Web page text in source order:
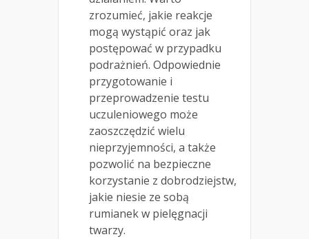
zrozumieć, jakie reakcje
mogą wystąpić oraz jak
postępować w przypadku
podrażnień. Odpowiednie
przygotowanie i
przeprowadzenie testu
uczuleniowego może
zaoszczędzić wielu
nieprzyjemności, a także
pozwolić na bezpieczne
korzystanie z dobrodziejstw,
jakie niesie ze sobą
rumianek w pielęgnacji
twarzy.